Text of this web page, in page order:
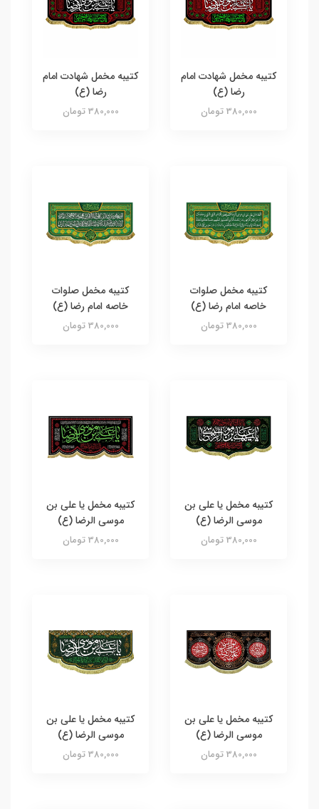
کتیبه مخمل شهادت امام
رضا (ع)
380,000 تومان
کتیبه مخمل شهادت امام
رضا (ع)
380,000 تومان
کتیبه مخمل صلوات
خاصه امام رضا (ع)
380,000 تومان
کتیبه مخمل صلوات
خاصه امام رضا (ع)
380,000 تومان
کتیبه مخمل یا علی بن
موسی الرضا (ع)
380,000 تومان
کتیبه مخمل یا علی بن
موسی الرضا (ع)
380,000 تومان
کتیبه مخمل یا علی بن
موسی الرضا (ع)
380,000 تومان
کتیبه مخمل یا علی بن
موسی الرضا (ع)
380,000 تومان